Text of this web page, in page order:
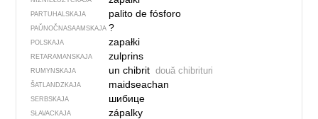
PARTUHALSKAJA palito de fósforo
PAŬNOČ­NA­SA­AM­SKAJA?
POLSKAJA zapałki
RETARAMANSKAJA zulprins
RUMYNSKAJA un chibrit două chibrituri
ŠATLANDZKAJA maidseachan
SERBSKAJA шибице
SŁAVACKAJA zápalky